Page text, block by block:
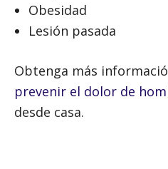
Obesidad
Lesión pasada
Obtenga más
prevenir el dolor de
desde casa.